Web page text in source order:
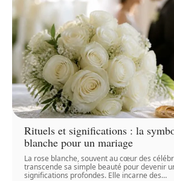
Rituels et significations : la
blanche pour un mariage
La rose blanche, souvent au cœur des
transcende sa simple beauté pour devenir
significations profondes. Elle incarne des…